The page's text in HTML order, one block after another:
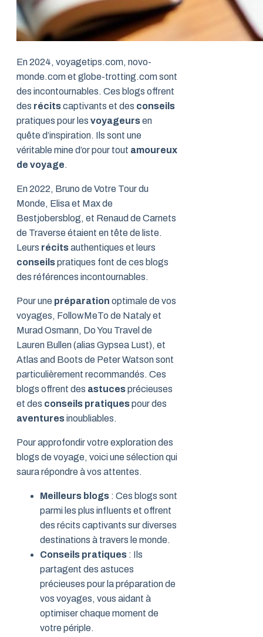
En 2024, voyagetips.com, novo-
monde.com et globe-trotting.com sont
des incontournables. Ces blogs offrent
des récitscaptivants et des conseils
pratiques pour les voyageursen
quête d’inspiration. Ils sont une
véritable mine d’or pour tout amoureux
de voyage.
En 2022, Bruno de Votre Tour du
Monde, Elisa et Max de
Bestjobersblog, et Renaud de Carnets
de Traverse étaient en tête de liste.
Leurs récitsauthentiques et leurs
conseilspratiques font de ces blogs
des références incontournables.
Pour une préparation optimale de vos
voyages, FollowMeTo de Nataly et
Murad Osmann, Do You Travel de
Lauren Bullen (alias Gypsea Lust), et
Atlas and Boots de Peter Watson sont
particulièrement recommandés. Ces
blogs offrent des astucesprécieuses
et des conseils pratiquespour des
aventuresinoubliables.
Pour approfondir votre exploration des
blogs de voyage, voici une sélection qui
saura répondre à vos attentes.
Meilleurs blogs : Ces blogs sont
parmi les plus influents et offrent
des récits captivants sur diverses
destinations à travers le monde.
Conseils pratiques : Ils
partagent des astuces
précieuses pour la préparation de
vos voyages, vous aidant à
optimiser chaque moment de
votre périple.